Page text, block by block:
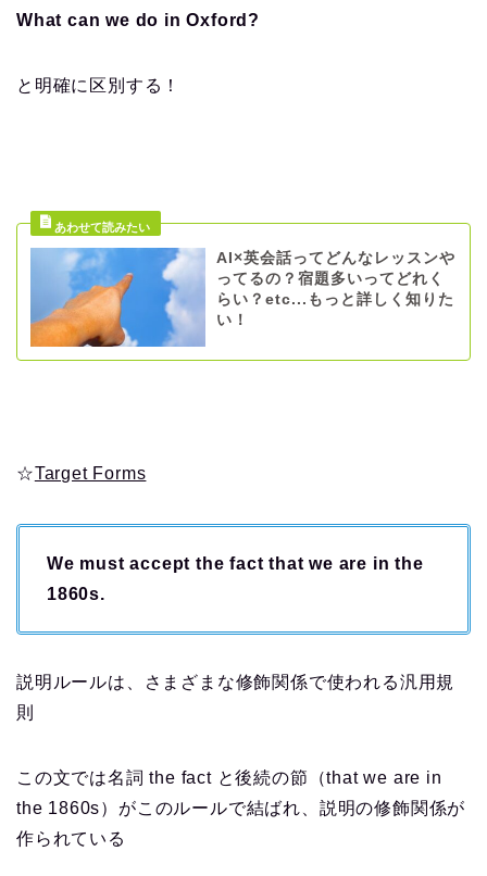
What can we do in Oxford?
と明確に区別する！
AI×英会話ってどんなレッスンや
ってるの？宿題多いってどれく
らい？etc...もっと詳しく知りた
い！
☆Target Forms
We must accept the fact that we are in the
1860s.
説明ルールは、さまざまな修飾関係で使われる汎用規
則
この文では名詞 the fact と後続の節（that we are in
the 1860s）がこのルールで結ばれ、説明の修飾関係が
作られている